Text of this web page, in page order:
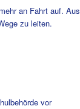
an Fahrt auf. Aus
zu leiten.
vor